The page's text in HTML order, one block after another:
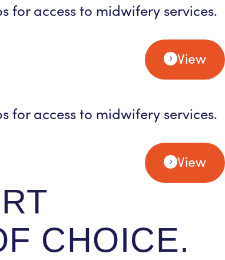
access to midwifery services.
View
access to midwifery services.
View
CHOICE.